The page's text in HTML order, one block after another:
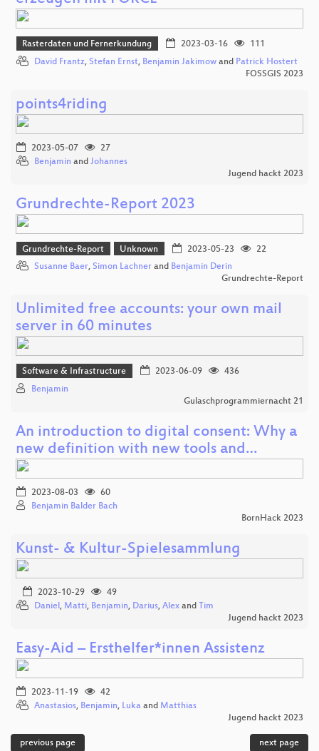
Rasterdaten und Fernerkundung 2023-03-16
111
David Frantz, Stefan Ernst, Benjamin Jakimow and Patrick Hostert
FOSSGIS 2023
points4riding
2023-05-07
27
Benjamin and Johannes
Jugend hackt 2023
Grundrechte-Report 2023
Grundrechte-Report Unknown 2023-05-23
22
Susanne Baer, Simon Lachner and Benjamin Derin
Grundrechte-Report
Unlimited free accounts: your own mail
server in 60 minutes
Software & Infrastructure 2023-06-09
436
Benjamin
Gulaschprogrammiernacht 21
An introduction to digital consent: Why a
new definition with new tools and…
2023-08-03
60
Benjamin Balder Bach
BornHack 2023
Kunst- & Kultur-Spielesammlung
2023-10-29
49
Daniel , Matti, Benjamin, Darius, Alex and Tim
Jugend hackt 2023
Easy-Aid – Ersthelfer*innen Assistenz
2023-11-19
42
Anastasios, Benjamin, Luka and Matthias
Jugend hackt 2023
previous page next page